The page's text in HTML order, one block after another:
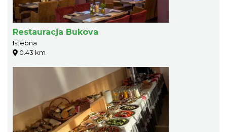
Restauracja Bukova
Istebna
0.43 km